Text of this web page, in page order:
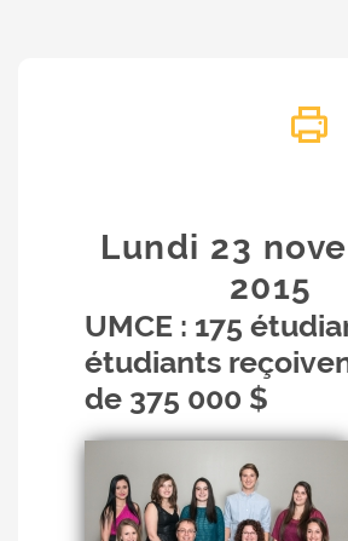
Lundi 23
2015
UMCE : 175
étudiants
de 375 000 $